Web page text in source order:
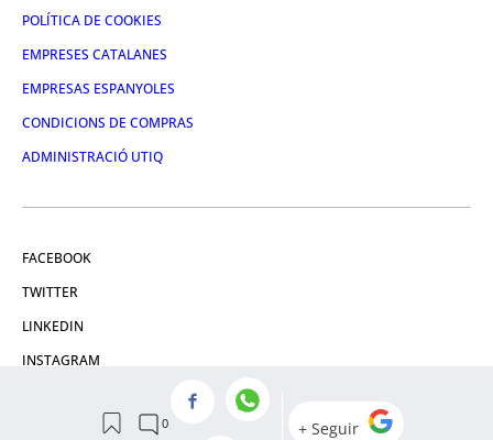
POLÍTICA DE COOKIES
EMPRESES CATALANES
EMPRESAS ESPANYOLES
CONDICIONS DE COMPRAS
ADMINISTRACIÓ UTIQ
FACEBOOK
TWITTER
LINKEDIN
INSTAGRAM